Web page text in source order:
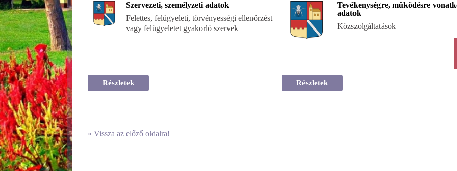
Szervezeti, személyzeti adatok
Felettes, felügyeleti, törvényességi ellenőrzést
vagy felügyeletet gyakorló szervek
Részletek
Tevékenységre, működésre
adatok
Közszolgáltatások
Részletek
« Vissza az előző oldalra!